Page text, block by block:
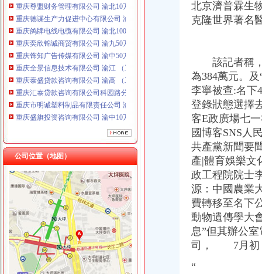
重庆汇泰贷款咨询有限公司科园路分公司 渝高 （工商注册）
重庆市明诚塑料制品有限责任公司 渝高100万 （进出口权）
重庆德谋生产力促进中心有限公司 渝大10万 （工商注册）
公司位置（地图）
曾家注册分公司
页-兰州维美家政服务有限责任公司西安丈八北路分公司
兴业财富增4亿应对新规37家基金子公司净资不足1亿_爱基金频道_同
两桶油混改竞速中石油新疆气站引民资_卡车之家
逾六成基金成立境内子公司国联安等31家至今未设_股票频道-滚动资讯
中铝1元抛售亏损光伏资产：一口气甩卖4家子公司
北京濟普霖生
克隆世界著名
該記者稱，
為384萬元。
李寧被查:名下
登錄狀態選擇
客E政廣場七
國博客SNS人
共產黨新聞要
產|體育娛樂文
政工程院院士
源：中國農業
費轉移至名下
動物遺傳學大
息”但其辦公
司， 7月初，
“